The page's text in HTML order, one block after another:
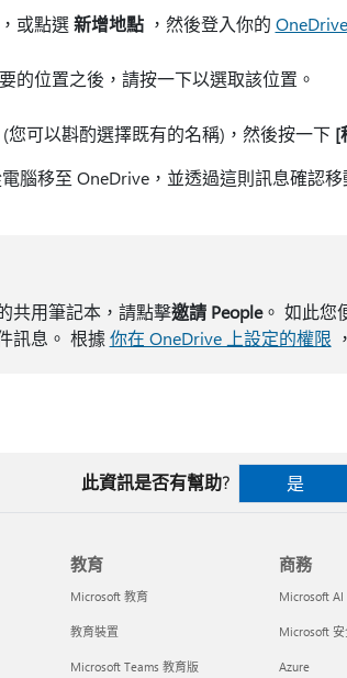
或點選新增地點，然後登入你的 OneDrive
的位置之後，請按一下以選取該位置。
您可以斟酌選擇既有的名稱)，然後按一下 [
腦移至 OneDrive，並透過這則訊息確認
共用筆記本，請點擊邀請 People。 如此您
訊息。 根據你在 OneDrive 上設定的權限
此資訊是否有幫助? 是
教育
Microsoft 教育
教育裝置
Microsoft Teams 教育版
商務
Microsoft AI
Microsoft 安
Azure